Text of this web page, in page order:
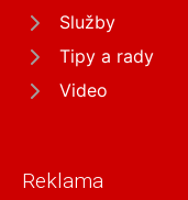
Služby
Tipy a rady
Video
Reklama